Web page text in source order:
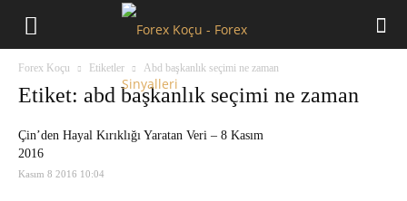
Forex Koçu Etiketler Abd başkanlık seçimi ne zaman
Etiket: abd başkanlık seçimi ne zaman
Çin’den Hayal Kırıklığı Yaratan Veri – 8 Kasım
2016
Kasım 8 2016 10:04